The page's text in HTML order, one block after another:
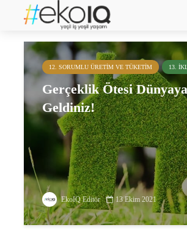
ÇEDBİK Yönetim Kurulu
12. SORUMLU ÜRETIM VE TÜKETIM 13.
Gerçeklik Ötesi
Geldiniz!
EkoIQ Editör 13 Ekim 2021